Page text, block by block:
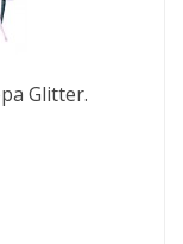
Glitter.